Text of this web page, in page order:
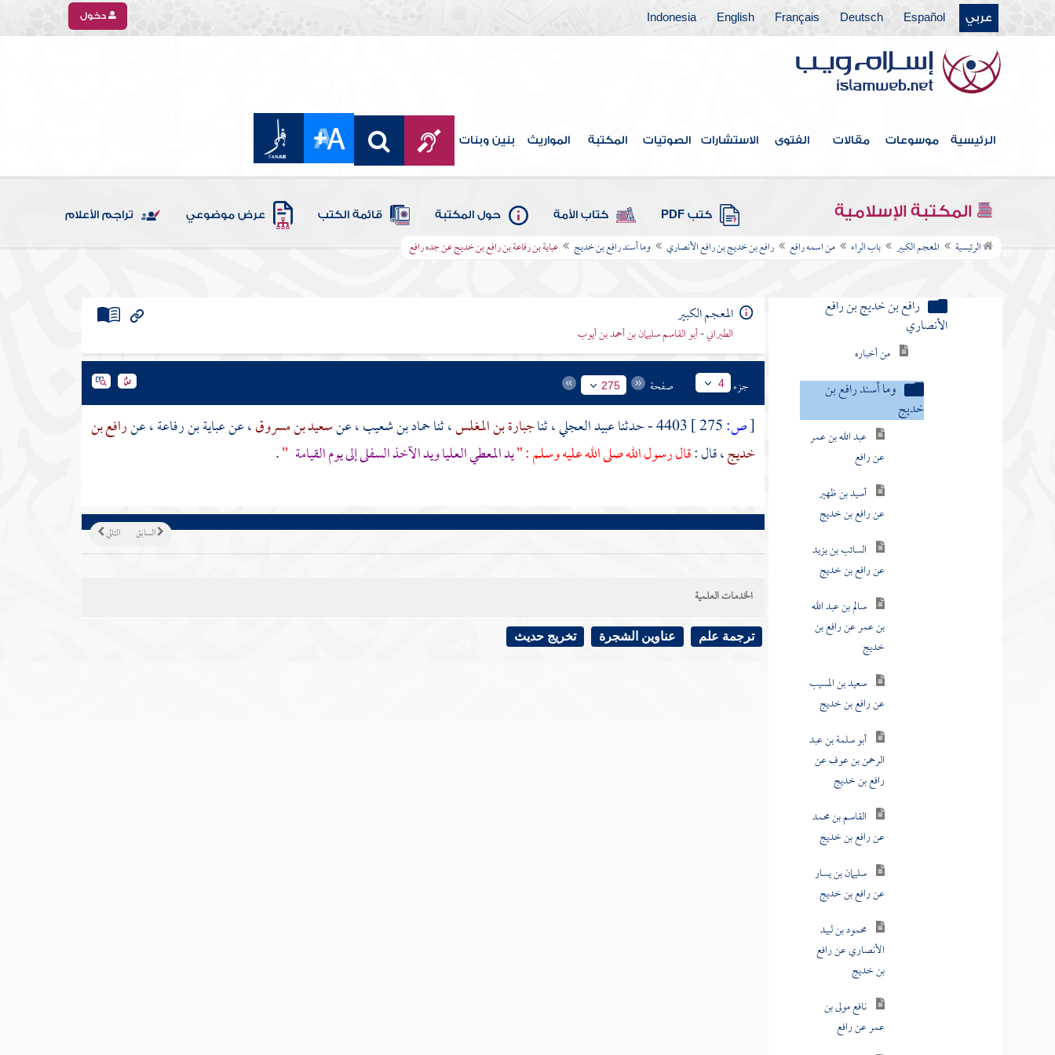
عربي Español
Deutsch
Français
English
Indonesia دخول
الرئيسية موسوعات مقالات الفتوى الاستشارات الصوتيات المكتبة المواريث بنين وبنات
المكتبة الإسلامية كتب PDF كتاب الأمة حول المكتبة قائمة الكتب عرض موضوعي تراجم الأعلام
الرئيسية المعجم الكبير باب الراء من اسمه رافع رافع بن خديج بن رافع الأنصاري وما أسند رافع بن خديج عباية بن رفاعة بن رافع بن خديج عن جده رافع
باب الثاء
باب الجيم
باب الخاء
باب الدال
باب الذال
باب الراء
رافع بن خديج بن رافع
الأنصاري
من أخباره
وما أسند رافع بن
خديج
عبد الله بن عمر
عن رافع
أسيد بن ظهير
عن رافع بن خديج
السائب بن يزيد
عن رافع بن خديج
سالم بن عبد الله
بن عمر عن رافع بن
خديج
سعيد بن المسيب
عن رافع بن خديج
أبو سلمة بن عبد
الرحمن بن عوف عن
رافع بن خديج
القاسم بن محمد
عن رافع بن خديج
سليمان بن يسار
عن رافع بن خديج
محمود بن لبيد
الأنصاري عن رافع
بن خديج
نافع مولى بن
عمر عن رافع
المعجم الكبير
الطبراني - أبو القاسم سليمان بن أحمد بن أيوب
جزء 4 صفحة 275
[ص: 4403 - حدثنا عبيد العجلي، ثناجبارة بن المغلس، ثناحماد بن شعيب، عنسعيد بن مسروق، عنعباية بن رفاعة، عنرافع بن
خديج، قال :قال رسول الله صلى الله عليه وسلم : "يد المعطي العليا ويد الآخذ السفلى إلى يوم القيامة "
.
التالي السابق
الخدمات العلمية
ترجمة علم عناوين الشجرة تخريج حديث